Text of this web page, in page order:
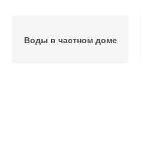
Воды в частном доме